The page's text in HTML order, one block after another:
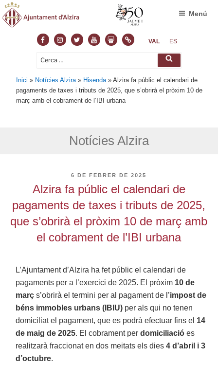
FacebookInstagram
TwitterYoutubeSlideshare
NormasVAL ES
Cerca: Cerca
Menú
Inici » Notícies Alzira » Hisenda »Alzira fa públic el calendari de
pagaments de taxes i tributs de 2025, que s’obrirà el pròxim 10 de
març amb el cobrament de l’IBI urbana
Notícies Alzira
PUBLICAT
6 DE FEBRER DE 2025
Alzira fa públic el calendari de
pagaments de taxes i tributs de 2025,
que s’obrirà el pròxim 10 de març amb
el cobrament de l’IBI urbana
L’Ajuntament d’Alzira ha fet públic el calendari de
pagaments per a l’exercici de 2025. El pròxim 10 de
març s’obrirà el termini per al pagament de l’impost de
béns immobles urbans (IBIU) per als qui no tenen
domiciliat el pagament, que es podrà efectuar fins el 14
de maig de 2025. El cobrament perdomiciliació es
realitzarà fraccionat en dos meitats els dies4 d’abril i 3
d’octubre.